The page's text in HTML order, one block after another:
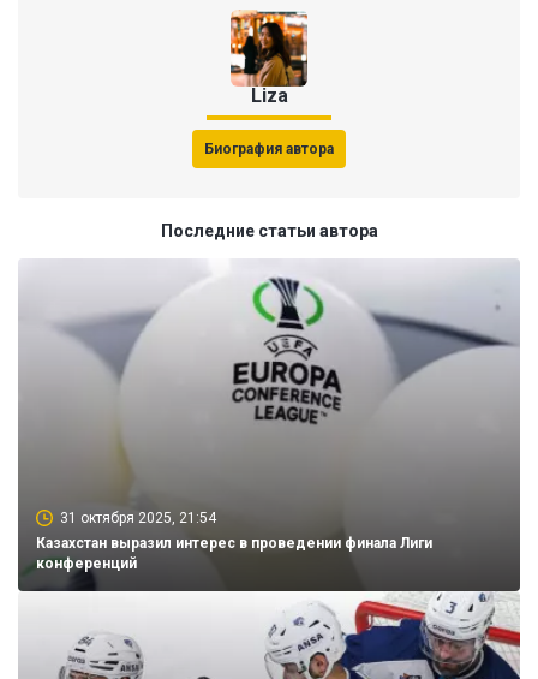
Liza
Биография автора
Последние статьи автора
31 октября 2025, 21:54
Казахстан выразил интерес в проведении финала Лиги
конференций